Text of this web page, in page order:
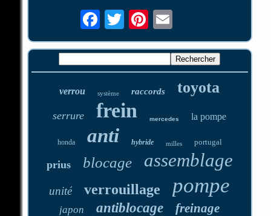
verrou système raccords toyota
serrure frein mercedes la pompe
honda anti hybride milles portugal
prius blocage assemblage
unité verrouillage pompe
japon antiblocage freinage